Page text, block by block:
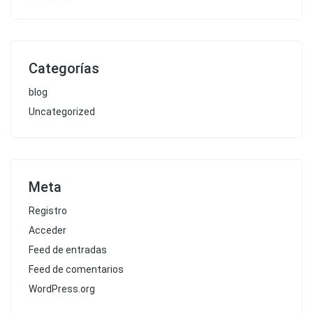
Categorías
blog
Uncategorized
Meta
Registro
Acceder
Feed de entradas
Feed de comentarios
WordPress.org